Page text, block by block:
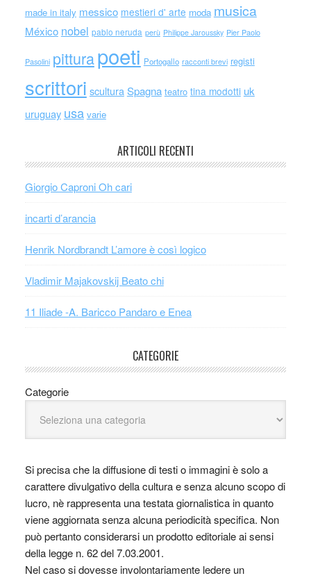
made in italy messico mestieri d' arte moda musica
México nobel pablo neruda perù Philippe Jaroussky Pier Paolo
Pasolini pitturapoeti Portogallo racconti brevi registi
scrittori sculturaSpagna teatro tina modotti uk
uruguay usa varie
ARTICOLI RECENTI
Giorgio Caproni Oh cari
incarti d’arancia
Henrik Nordbrandt L’amore è così logico
Vladimir Majakovskij Beato chi
11 Iliade -A. Baricco Pandaro e Enea
CATEGORIE
Categorie
Si precisa che la diffusione di testi o immagini è solo a
carattere divulgativo della cultura e senza alcuno scopo di
lucro, nè rappresenta una testata giornalistica in quanto
viene aggiornata senza alcuna periodicità specifica. Non
può pertanto considerarsi un prodotto editoriale ai sensi
della legge n. 62 del 7.03.2001.
Nel caso si dovesse involontariamente ledere un